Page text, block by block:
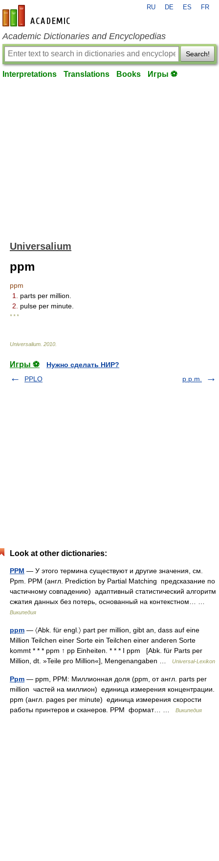
en-academic.com
RU DE ES FR
Academic Dictionaries and Encyclopedias
Search!
Interpretations Translations Books Игры ⚽
Universalium
ppm
ppm
1.
parts per million.
2.
pulse per minute.
* * *
Universalium 2010
Игры ⚽
Нужно сделать НИР?
PPLO
p.p.m.
Look at other dictionaries:
PPM — У этого термина существуют и другие значения, см.
Ppm. PPM (англ. Prediction by Partial Matching предсказание по
частичному совпадению) адаптивный статистический алгоритм
сжатия данных без потерь, основанный на контекстном… …
Википедия
ppm — 〈Abk. für engl.〉 part per million, gibt an, dass auf eine
Million Teilchen einer Sorte ein Teilchen einer anderen Sorte
kommt * * * ppm ↑ pp Einheiten. * * * I ppm [Abk. für Parts per
Million, dt. »Teile pro Million«], Mengenangaben …
Universal-Lexikon
Ppm — ppm, PPM: Миллионная доля (ppm, от англ. parts per
million частей на миллион) единица измерения концентрации.
ppm (англ. pages per minute) единица измерения скорости
работы принтеров и сканеров. PPM формат… …
Википедия